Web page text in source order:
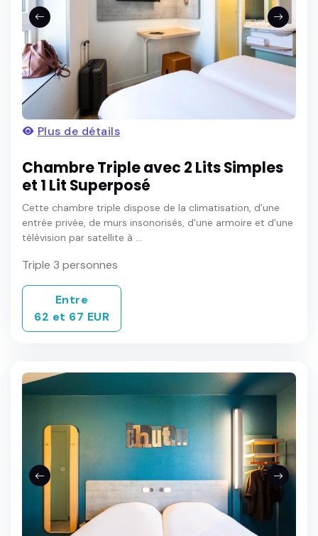
Plus de détails
Chambre Triple avec 2 Lits Simples
et 1 Lit Superposé
Cette chambre triple dispose de la climatisation, d'une
entrée privée, de murs insonorisés, d'une armoire et d'une
télévision par satellite à ...
Triple 3 personnes
Entre
62 et 67 EUR